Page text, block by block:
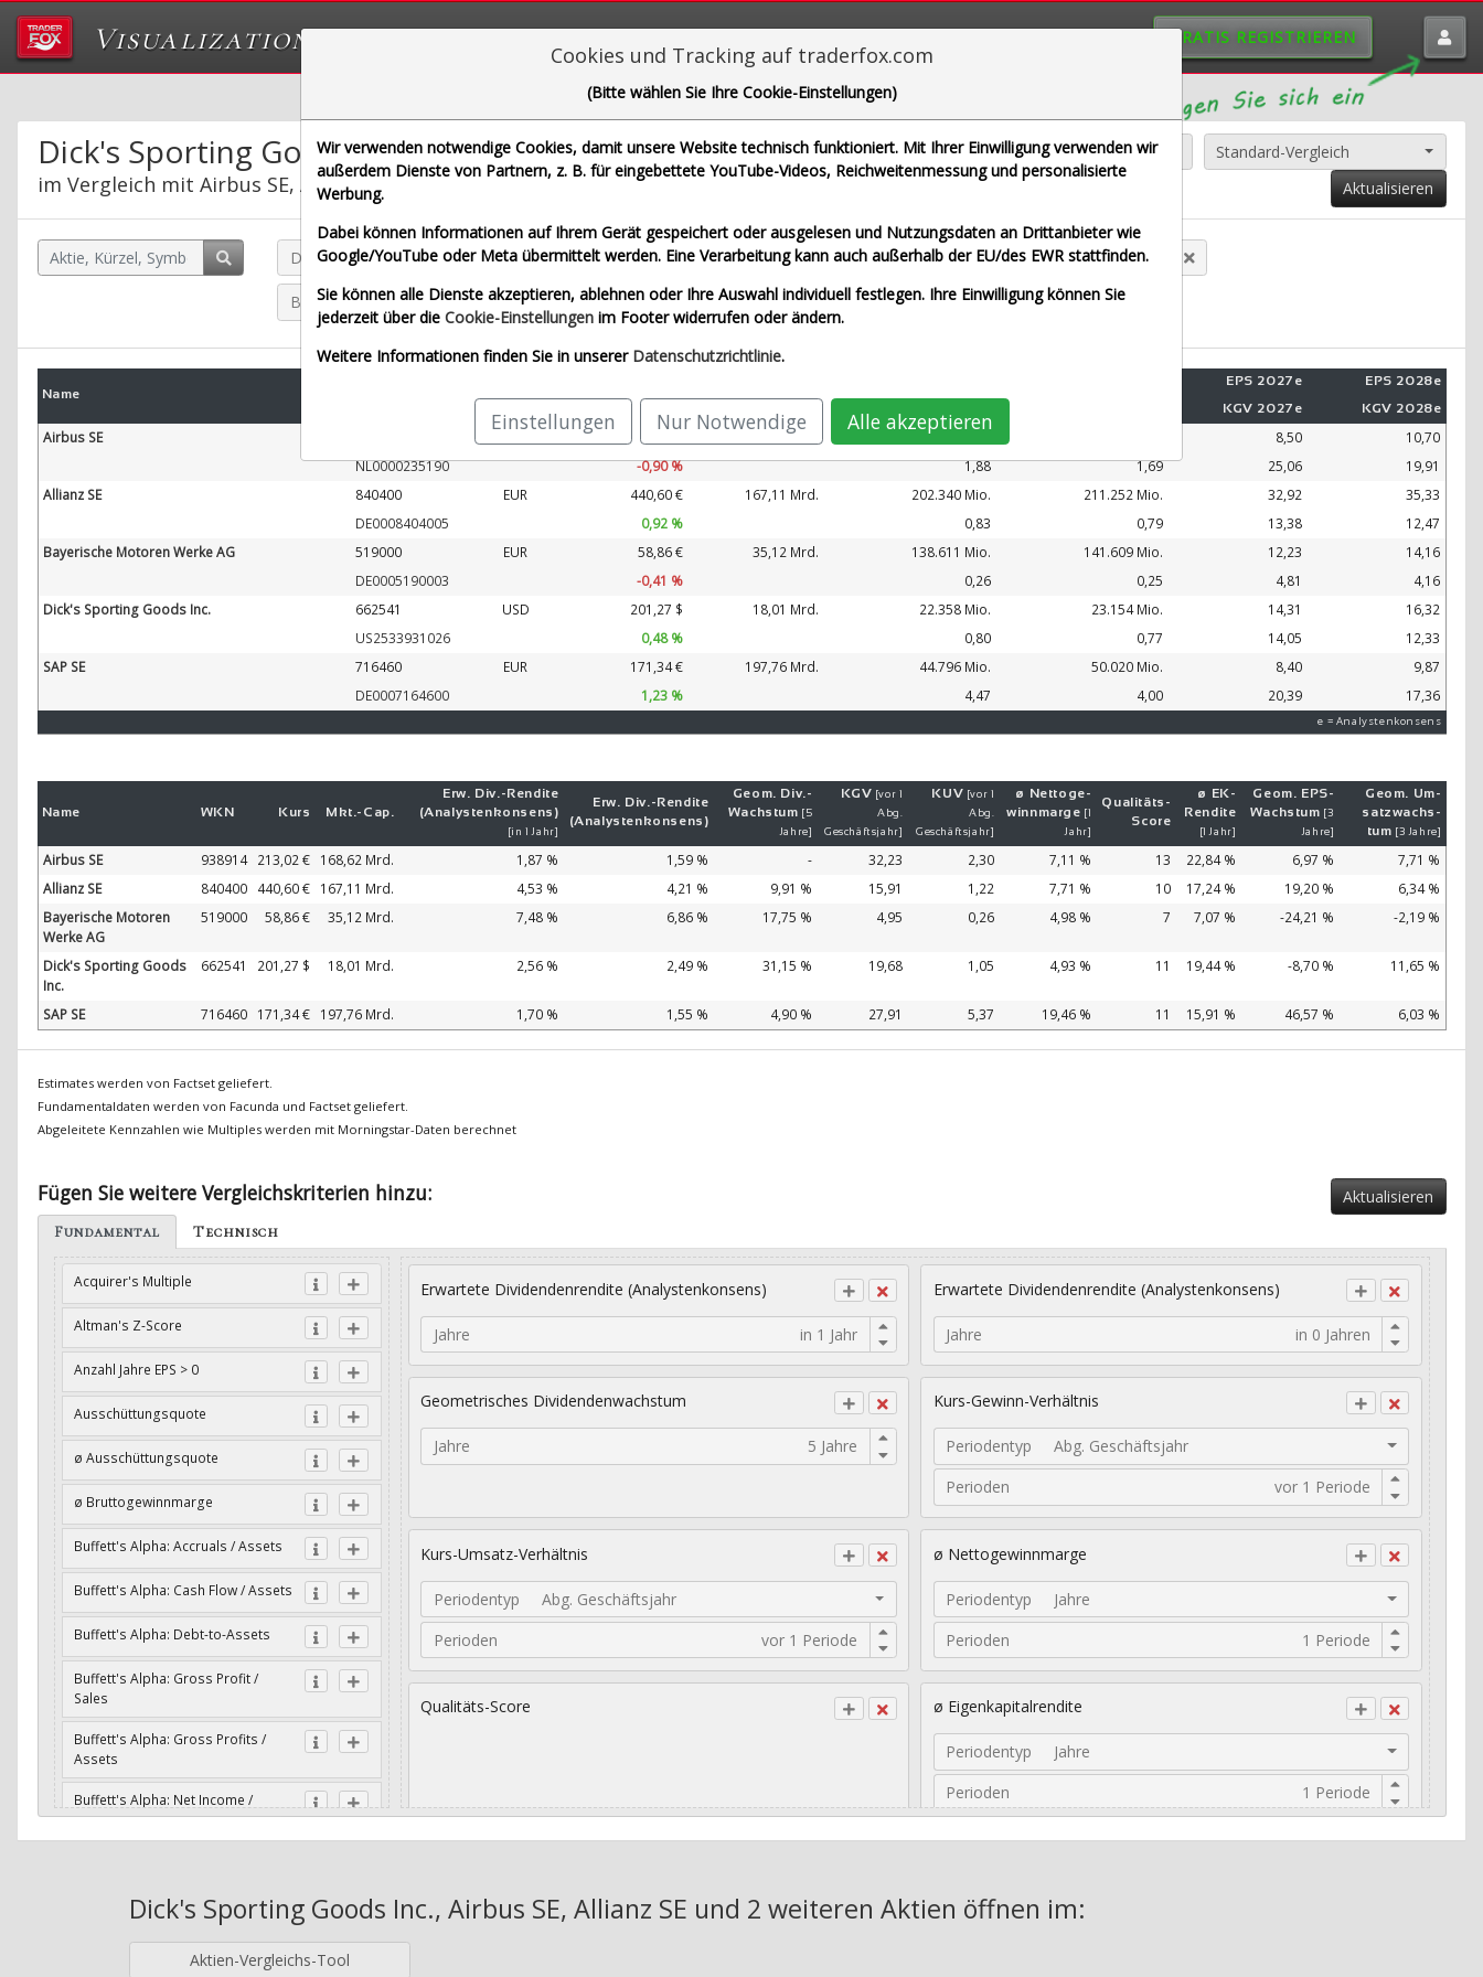
Visualizations GRATIS REGISTRIEREN
Dick's Sporting Goods Inc.
im Vergleich mit Airbus SE, Allianz SE, Bayerische Motoren Werke AG und 1 weitere Aktie
Alle Aktien entfernen
Standard-Vergleich
Aktualisieren
Dick's Sporting Goods Inc. (Echtzeit USD) Airbus SE (Echtzeit Euro) Allianz SE (Echtzeit Euro)
Bayerische Motoren Werke AG (Echtzeit Euro) SAP SE (Echtzeit Euro)
Name
EPS 2027e EPS 2028e
KGV 2027e KGV 2028e
Airbus SE 213,02 € 168,62 Mrd. 89.327 Mio. 8,50
10,70
NL0000235190
-0,90 % 1,88 1,69 25,06
19,91
Allianz SE
840400 EUR 440,60 € 167,11 Mrd. 202.340 Mio. 211.252 Mio. 32,92
35,33
DE0008404005
0,92 % 0,83 0,79 13,38
12,47
Bayerische Motoren Werke AG
519000 EUR 58,86 € 35,12 Mrd. 138.611 Mio. 141.609 Mio. 12,23
14,16
DE0005190003
-0,41 % 0,26 0,25 4,81
4,16
Dick's Sporting Goods Inc.
662541 USD 201,27 $ 18,01 Mrd. 22.358 Mio. 23.154 Mio. 14,31
16,32
US2533931026
0,48 % 0,80 0,77 14,05
12,33
SAP SE
716460 EUR 171,34 € 197,76 Mrd. 44.796 Mio. 50.020 Mio. 8,40
9,87
DE0007164600
1,23 % 4,47 4,00 20,39 17,36
e = Analystenkonsens
Name WKN Kurs Mkt.- Cap.
Erw. Div.- Ren­di­te
(Analystenkonsens)
[in 1 Jahr]
Erw. Div.- Ren­di­te
(Analystenkonsens)
Geom. Div.-
Wachs­tum [5
Jahre]
KGV [vor 1
Abg.
Geschäftsjahr]
KUV [vor 1
Abg.
Geschäftsjahr]
ø Netto­ge­
winn­mar­ge
Jahr]
Qualitäts-
Score
ø EK-
Ren­di­te
[1 Jahr]
Geom. EPS-
Wachs­tum [3
Jahre]
Geom. Um­
satz­wachs­
tum [3 Jahre]
Airbus SE 938914 213,02 € 168,62 Mrd. 1,87 % 1,59 % - 32,23 2,30 7,11 % 13 22,84 % 6,97 %
7,71 %
Allianz SE
840400 440,60 € 167,11 Mrd. 4,53 % 4,21 % 9,91 % 15,91 1,22 7,71 % 10 17,24 % 19,20 %
6,34 %
Bayerische Motoren
Werke AG
519000 58,86 € 35,12 Mrd. 7,48 % 6,86 % 17,75 % 4,95 0,26 4,98 % 7 7,07 % -24,21 % -2,19 %
Dick's Sporting Goods
Inc.
662541 201,27 $ 18,01 Mrd. 2,56 % 2,49 % 31,15 % 19,68 1,05 4,93 % 11 19,44 % -8,70 % 11,65 %
SAP SE 716460 171,34 € 197,76 Mrd. 1,70 % 1,55 % 4,90 % 27,91 5,37 19,46 % 11 15,91 % 46,57 % 6,03 %
Estimates werden von Factset geliefert.
Fundamentaldaten werden von Facunda und Factset geliefert.
Abgeleitete Kennzahlen wie Multiples werden mit Morningstar-Daten berechnet
Fügen Sie weitere Vergleichskriterien hinzu: Aktualisieren
Fundamental Technisch
Acquirer's Multiple
Altman's Z-Score
Anzahl Jahre EPS > 0
Ausschüttungsquote
ø Ausschüttungsquote
ø Bruttogewinnmarge
Buffett's Alpha: Accruals / Assets
Buffett's Alpha: Cash Flow / Assets
Buffett's Alpha: Debt-to-Assets
Buffett's Alpha: Gross Profit /
Sales
Buffett's Alpha: Gross Profits /
Assets
Buffett's Alpha: Net Income /
Assets
Buffett's Alpha: Wachstum Gross
Profit / Sales
Erwartete Dividendenrendite (Analystenkonsens)
Jahre
Erwartete Dividendenrendite (Analystenkonsens)
Jahre
Geometrisches Dividendenwachstum
Jahre
Kurs-Gewinn-Verhältnis
Periodentyp
Abg. Geschäftsjahr
Perioden
Kurs-Umsatz-Verhältnis
Periodentyp
Abg. Geschäftsjahr
Perioden
ø Nettogewinnmarge
Periodentyp
Jahre
Perioden
Qualitäts-Score ø Eigenkapitalrendite
Periodentyp
Jahre
Perioden
Jahre Jahre
Dick's Sporting Goods Inc., Airbus SE, Allianz SE und 2 weiteren Aktien öffnen im:
Aktien-Vergleichs-Tool
Cookies und Tracking auf traderfox.com
(Bitte wählen Sie Ihre Cookie-Einstellungen)
Wir verwenden notwendige Cookies, damit unsere Website technisch funktioniert. Mit Ihrer Einwilligung verwenden wir
außerdem Dienste von Partnern, z. B. für eingebettete YouTube-Videos, Reichweitenmessung und personalisierte
Werbung.
Dabei können Informationen auf Ihrem Gerät gespeichert oder ausgelesen und Nutzungsdaten an Drittanbieter wie
Google/YouTube oder Meta übermittelt werden. Eine Verarbeitung kann auch außerhalb der EU/des EWR stattfinden.
Sie können alle Dienste akzeptieren, ablehnen oder Ihre Auswahl individuell festlegen. Ihre Einwilligung können Sie
jederzeit über die Cookie-Einstellungen im Footer widerrufen oder ändern.
Weitere Informationen finden Sie in unserer Datenschutzrichtlinie.
Einstellungen Nur Notwendige Alle akzeptieren